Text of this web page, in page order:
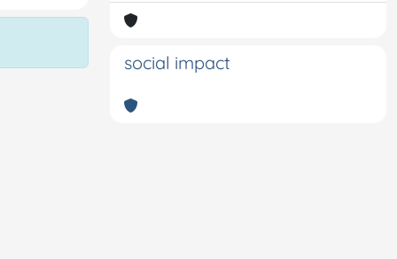
social impact